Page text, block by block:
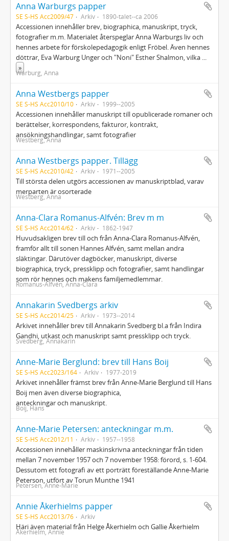
Anna Warburgs papper
SE S-HS Acc2009/47 Arkiv 1890-talet--ca 2006
Accessionen innehåller brev, biographica, manuskript, tryck,
fotografier m.m. Materialet återspeglar Anna Warburgs liv och
hennes arbete för förskolepedagogik enligt Fröbel. Även hennes
döttrar, Eva Warburg Unger och "Noni" Esther Shalmon, vilka ...
»
Warburg, Anna
Anna Westbergs papper
SE S-HS Acc2010/10 Arkiv 1999--2005
Accessionen innehåller manuskript till opublicerade romaner och
berättelser, korrespondens, fakturor, kontrakt,
ansökningshandlingar, samt fotografier
Westberg, Anna
Anna Westbergs papper. Tillägg
SE S-HS Acc2010/42 Arkiv 1971--2005
Till största delen utgörs accessionen av manuskriptblad, varav
merparten är osorterade
Westberg, Anna
Anna-Clara Romanus-Alfvén: Brev m m
SE S-HS Acc2014/62 Arkiv 1862-1947
Huvudsakligen brev till och från Anna-Clara Romanus-Alfvén,
framför allt till sonen Hannes Alfvén, samt mellan andra
släktingar. Därutöver dagböcker, manuskript, diverse
biographica, tryck, pressklipp och fotografier, samt handlingar
som rör hennes och makens familjemedlemmar.
Romanus-Alfvén, Anna-Clara
Annakarin Svedbergs arkiv
SE S-HS Acc2014/25 Arkiv 1973--2014
Arkivet innehåller brev till Annakarin Svedberg bl.a från Indira
Gandhi, utkast och manuskript samt pressklipp och tryck.
Svedberg, Annakarin
Anne-Marie Berglund: brev till Hans Boij
SE S-HS Acc2023/164 Arkiv 1977-2019
Arkivet innehåller främst brev från Anne-Marie Berglund till Hans
Boij men även diverse biographica,
anteckningar och manuskript.
Boij, Hans
Anne-Marie Petersen: anteckningar m.m.
SE S-HS Acc2012/11 Arkiv 1957--1958
Accessionen innehåller maskinskrivna anteckningar från tiden
mellan 7 november 1957 och 7 november 1958: förord, s. 1-604.
Dessutom ett fotografi av ett porträtt föreställande Anne-Marie
Peterson, utfört av Torun Munthe 1941
Petersen, Anne-Marie
Annie Åkerhielms papper
SE S-HS Acc2013/76 Arkiv
Häri även material från Helge Åkerhielm och Gallie Åkerhielm
Åkerhielm, Annie